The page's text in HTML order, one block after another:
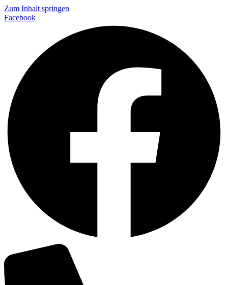
Zum Inhalt springen
Facebook